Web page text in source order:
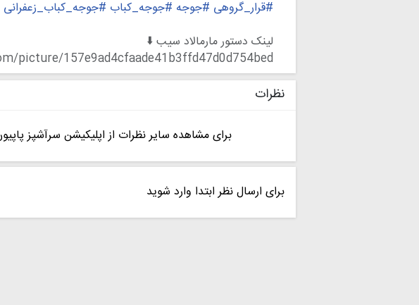
#قرار_گروهی #جوجه #جوجه_کباب #جوجه_کباب_زعفرانی
لینک دستور مارمالاد سیب ⬇️
picture/157e9ad4cfaade41b3ffd47d0d754bed
نظرات
برای مشاهده سایر نظرات از اپلیکیشن سرآشپز
برای ارسال نظر ابتدا وارد شوید